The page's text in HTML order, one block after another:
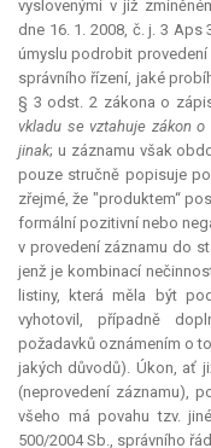
vyslovenými v již
dne 16. 1. 2008, č. j. 3
úmyslu podrobit provedení
správního řízení, jaké
§ 3 odst. 2 zákona o
vkladu se vztahuje zákon
jinak; u záznamu však
pouze stručně popisuje
zřejmé, že "produktem“
formální pozitivní nebo
v provedení záznamu do
jenž je kombinací
listiny, která měla být
vyhotovil, případně
požadavků oznámením o
jakých důvodů). Úkon, ať
(neprovedení záznamu),
všeho má povahu tzv.
500/2004 Sb., správního